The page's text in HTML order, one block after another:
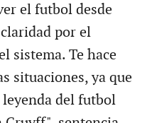
el futbol desde
por el
sistema. Te hace
situaciones, ya que
del futbol